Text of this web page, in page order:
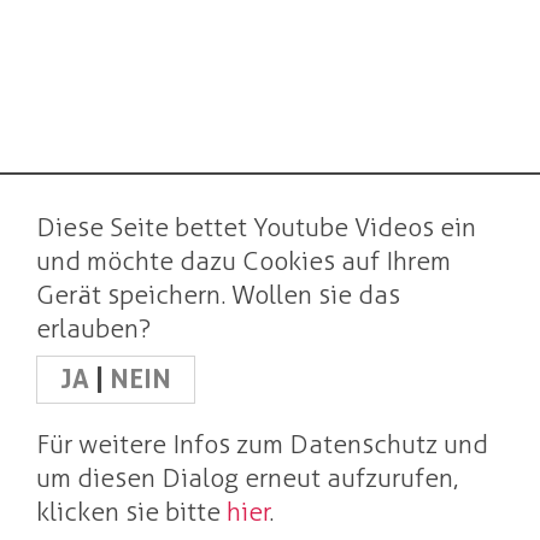
Diese Seite bettet Youtube Videos ein
und möchte dazu Cookies auf Ihrem
Gerät speichern. Wollen sie das
erlauben?
JA
NEIN
Für weitere Infos zum Datenschutz und
um diesen Dialog erneut aufzurufen,
klicken sie bitte hier.